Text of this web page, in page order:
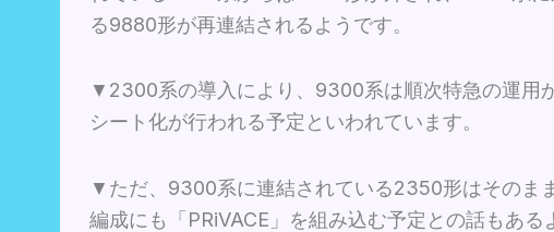
る9880形が再連結されるようです。
▼2300系の導入により、9300系は順次特急の運用
シート化が行われる予定といわれています。
▼ただ、9300系に連結されている2350形はそのま
編成にも「PRiVACE」を組み込む予定との話もある